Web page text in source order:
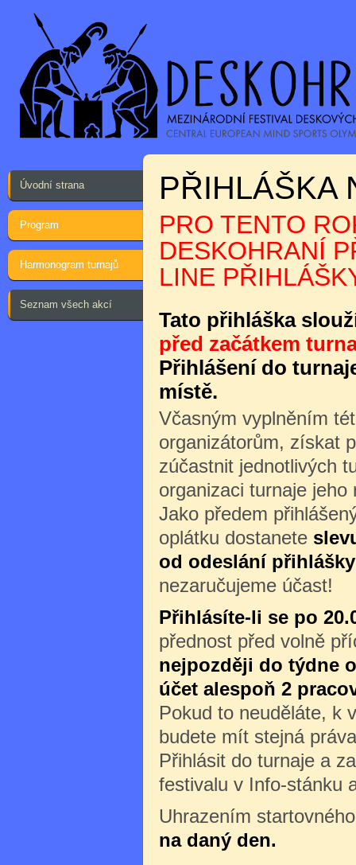
Úvodní strana
Program
Harmonogram turnajů
Seznam všech akcí
PŘIHLÁŠKA
PRO TENTO
DESKOHRANÍ
LINE
Tato přihláška
před začátkem
Přihlášení do
místě.
Včasným vyplněním
organizátorům, získat
zúčastnit jednotlivých
organizaci turnaje jeho
Jako předem
oplátku dostanete
od odeslání přihlášky
nezaručujeme účast!
Přihlásíte-li se po
přednost před volně
nejpozději do týdne
účet alespoň 2
Pokud to neuděláte, k
budete mít stejná
Přihlásit do turnaje a
festivalu v Info-stánku
Uhrazením
na daný den.